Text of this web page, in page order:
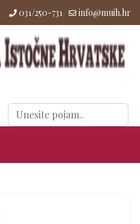
031/250-731 info@muih.hr
Traži
...